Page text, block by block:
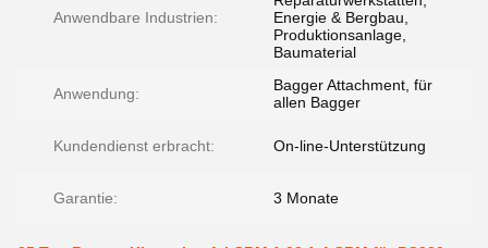
Anwendbare Industrien:
Energie & Bergbau,
Produktionsanlage,
Baumaterial
Anwendung:
Bagger Attachment, für
allen Bagger
Kundendienst erbracht: On-line-Unterstützung
Garantie: 3 Monate